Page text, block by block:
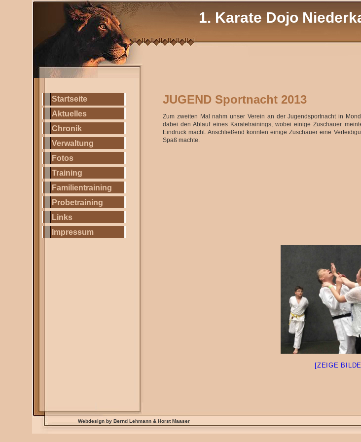
1. Karate Dojo
Startseite
Aktuelles
Chronik
Verwaltung
Fotos
Training
Familientraining
Probetraining
Links
Impressum
JUGEND Sportnacht 2013
Zum zweiten Mal nahm unser Verein an der Jugendsportnacht in
dabei den Ablauf eines Karatetrainings, wobei einige Zuschauer
Eindruck macht. Anschließend konnten einige Zuschauer eine
Spaß machte.
[ZEIGE
Webdesign by Bernd Lehmann & Horst Maaser